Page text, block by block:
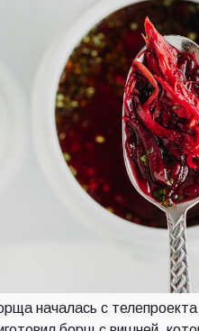
началась с